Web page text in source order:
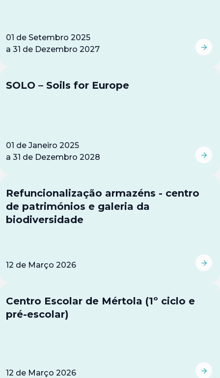
01 de Setembro 2025
a 31 de Dezembro 2027
SOLO – Soils for Europe
01 de Janeiro 2025
a 31 de Dezembro 2028
Refuncionalização armazéns - centro
de patrimónios e galeria da
biodiversidade
12 de Março 2026
Centro Escolar de Mértola (1º ciclo e
pré-escolar)
12 de Março 2026